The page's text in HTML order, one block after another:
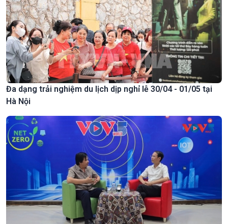
Đa dạng trải nghiệm du lịch dịp nghỉ lễ 30/04 - 01/05 tại
Hà Nội